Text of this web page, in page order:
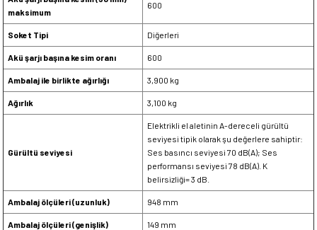
maksimum
600
Soket Tipi Diğerleri
Akü şarjı başına kesim oranı 600
Ambalaj ile birlikte ağırlığı 3,900 kg
Ağırlık 3,100 kg
Gürültü seviyesi
Elektrikli el aletinin A-dereceli gürültü
seviyesi tipik olarak şu değerlere sahiptir:
Ses basıncı seviyesi 70 dB(A); Ses
performansı seviyesi 78 dB(A). K
belirsizliği= 3 dB.
Ambalaj ölçüleri (uzunluk) 948 mm
Ambalaj ölçüleri (genişlik) 149 mm